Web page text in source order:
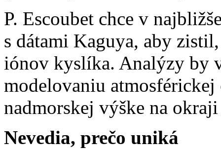
P. Escoubet chce v
s dátami Kaguya, aby
iónov kyslíka. Analýzy by
modelovaniu
nadmorskej výške na
Nevedia, prečo uniká